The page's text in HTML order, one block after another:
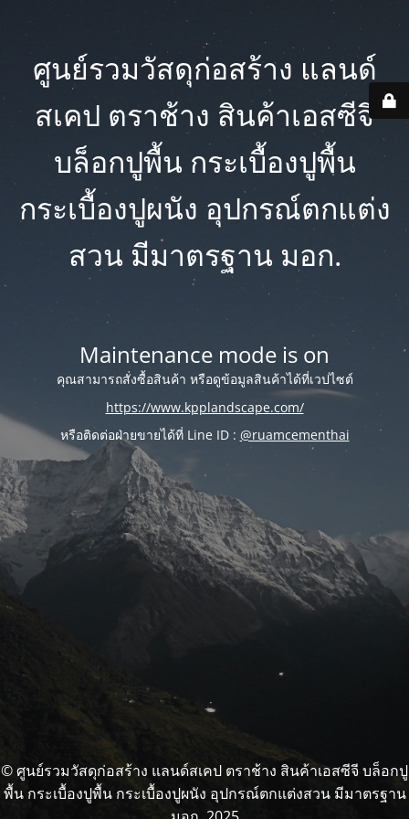
ศูนย์รวมวัสดุก่อสร้าง แลนด์
สเคป ตราช้าง สินค้าเอสซีจี
บล็อกปูพื้น กระเบื้องปูพื้น
กระเบื้องปูผนัง อุปกรณ์ตกแต่ง
สวน มีมาตรฐาน มอก.
Maintenance mode is on
คุณสามารถสั่งซื้อสินค้า หรือดูข้อมูลสินค้าได้ที่เวปไซต์
https://www.kpplandscape.com/
หรือติดต่อฝ่ายขายได้ที่ Line ID : @ruamcementhai
© ศูนย์รวมวัสดุก่อสร้าง แลนด์สเคป ตราช้าง สินค้าเอสซีจี บล็อกปู
พื้น กระเบื้องปูพื้น กระเบื้องปูผนัง อุปกรณ์ตกแต่งสวน มีมาตรฐาน